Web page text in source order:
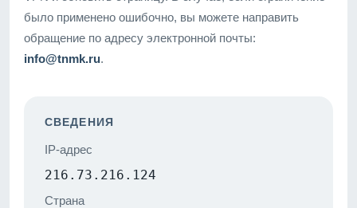
было применено ошибочно, вы можете направить
обращение по адресу электронной почты:
info@tnmk.ru.
СВЕДЕНИЯ
IP-адрес
216.73.216.124
Страна